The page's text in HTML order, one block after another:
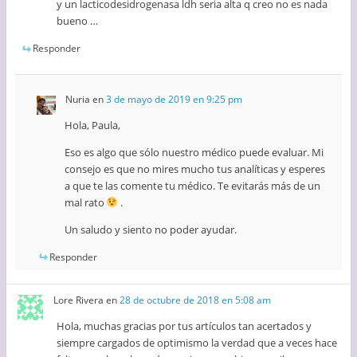
y un lacticodesidrogenasa ldh seria alta q creo no es nada
bueno …
Responder
Nuria en3 de mayo de 2019 en 9:25 pm
Hola, Paula,
Eso es algo que sólo nuestro médico puede evaluar. Mi
consejo es que no mires mucho tus analíticas y esperes
a que te las comente tu médico. Te evitarás más de un
mal rato
.
Un saludo y siento no poder ayudar.
Responder
Lore Rivera en28 de octubre de 2018 en 5:08 am
Hola, muchas gracias por tus artículos tan acertados y
siempre cargados de optimismo la verdad que a veces hace